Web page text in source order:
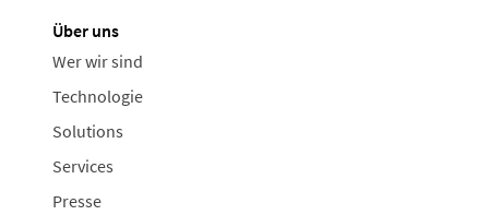
Über uns
Wer wir sind
Technologie
Solutions
Services
Presse